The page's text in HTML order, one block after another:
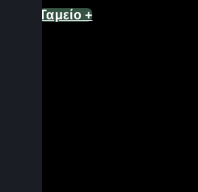
Ταμείο +